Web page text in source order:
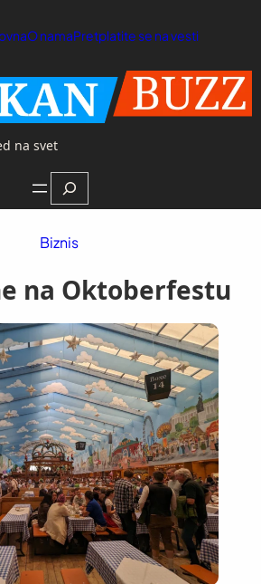
O namaPretplatite se na vesti
na svet
Search
Biznis
na Oktoberfestu